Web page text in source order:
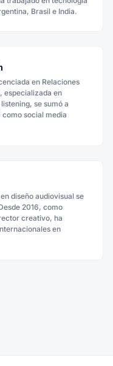
Brasil e India.
en Relaciones
especializada en
se sumó a
social media
diseño audiovisual se
2016, como
creativo, ha
en